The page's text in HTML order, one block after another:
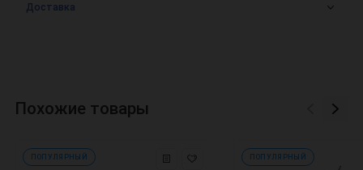
Доставка
Похожие товары
ПОПУЛЯРНЫЙ ПОПУЛЯРНЫЙ